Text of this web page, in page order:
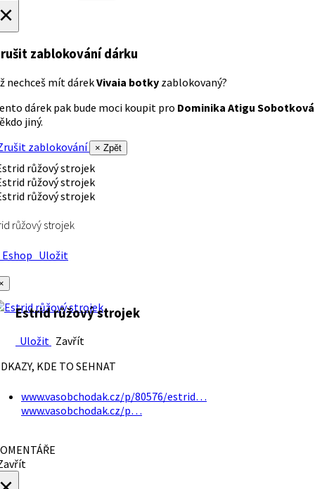
zablokování dárku
nechceš mít dárekVivaia botky zablokovaný?
dárek pak bude moci koupit pro Dominika Atigu Sobotková
jiný.
zablokování
× Zpět
růžový strojek
Uložit
Estrid růžový strojek
Uložit Zavřít
KDE TO SEHNAT
www.vasobchodak.cz/p/80576/estrid…
www.vasobchodak.cz/p…